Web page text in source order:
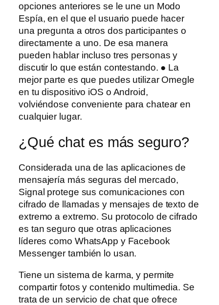
opciones anteriores se le une un Modo
Espía, en el que el usuario puede hacer
una pregunta a otros dos participantes o
directamente a uno. De esa manera
pueden hablar incluso tres personas y
discutir lo que están contestando. ● La
mejor parte es que puedes utilizar Omegle
en tu dispositivo iOS o Android,
volviéndose conveniente para chatear en
cualquier lugar.
¿Qué chat es más seguro?
Considerada una de las aplicaciones de
mensajería más seguras del mercado,
Signal protege sus comunicaciones con
cifrado de llamadas y mensajes de texto de
extremo a extremo. Su protocolo de cifrado
es tan seguro que otras aplicaciones
líderes como WhatsApp y Facebook
Messenger también lo usan.
Tiene un sistema de karma, y permite
compartir fotos y contenido multimedia. Se
trata de un servicio de chat que ofrece